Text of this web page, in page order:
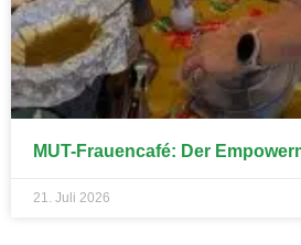
MUT-Frauencafé: Der
21. Juli 2026